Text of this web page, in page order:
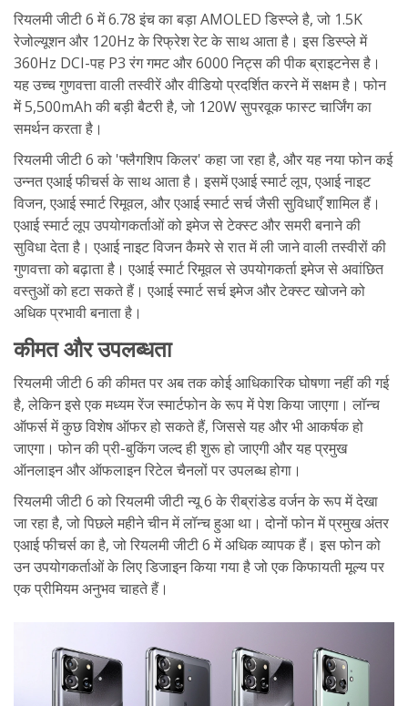
रियलमी जीटी 6 में 6.78 इंच का बड़ा AMOLED डिस्प्ले है, जो 1.5K
रेजोल्यूशन और 120Hz के रिफ्रेश रेट के साथ आता है। इस डिस्प्ले में
360Hz DCI-पह P3 रंग गमट और 6000 निट्स की पीक ब्राइटनेस है।
यह उच्च गुणवत्ता वाली तस्वीरें और वीडियो प्रदर्शित करने में सक्षम है। फोन
में 5,500mAh की बड़ी बैटरी है, जो 120W सुपरवूक फास्ट चार्जिंग का
समर्थन करता है।
रियलमी जीटी 6 को 'फ्लैगशिप किलर' कहा जा रहा है, और यह नया फोन कई
उन्नत एआई फीचर्स के साथ आता है। इसमें एआई स्मार्ट लूप, एआई नाइट
विजन, एआई स्मार्ट रिमूवल, और एआई स्मार्ट सर्च जैसी सुविधाएँ शामिल हैं।
एआई स्मार्ट लूप उपयोगकर्ताओं को इमेज से टेक्स्ट और समरी बनाने की
सुविधा देता है। एआई नाइट विजन कैमरे से रात में ली जाने वाली तस्वीरों की
गुणवत्ता को बढ़ाता है। एआई स्मार्ट रिमूवल से उपयोगकर्ता इमेज से अवांछित
वस्तुओं को हटा सकते हैं। एआई स्मार्ट सर्च इमेज और टेक्स्ट खोजने को
अधिक प्रभावी बनाता है।
कीमत और उपलब्धता
रियलमी जीटी 6 की कीमत पर अब तक कोई आधिकारिक घोषणा नहीं की गई
है, लेकिन इसे एक मध्यम रेंज स्मार्टफोन के रूप में पेश किया जाएगा। लॉन्च
ऑफर्स में कुछ विशेष ऑफर हो सकते हैं, जिससे यह और भी आकर्षक हो
जाएगा। फोन की प्री-बुकिंग जल्द ही शुरू हो जाएगी और यह प्रमुख
ऑनलाइन और ऑफलाइन रिटेल चैनलों पर उपलब्ध होगा।
रियलमी जीटी 6 को रियलमी जीटी न्यू 6 के रीब्रांडेड वर्जन के रूप में देखा
जा रहा है, जो पिछले महीने चीन में लॉन्च हुआ था। दोनों फोन में प्रमुख अंतर
एआई फीचर्स का है, जो रियलमी जीटी 6 में अधिक व्यापक हैं। इस फोन को
उन उपयोगकर्ताओं के लिए डिजाइन किया गया है जो एक किफायती मूल्य पर
एक प्रीमियम अनुभव चाहते हैं।